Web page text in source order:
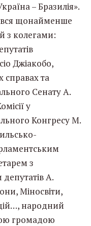
– Бразилія».
щонайменше
з колегами:
Джіакобо,
справах та
Сенату А.
у
Конгресу М.
з
А.
Міносвіти,
народний
громадою